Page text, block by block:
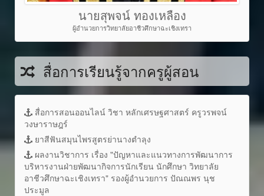
นายสุพจน์ ทองเหลือง
ผู้อำนวยการวิทยาลัยอาชีวศึกษาฉะเชิงเทรา
สื่อการเรียนรู้จากครูผู้สอน
สื่อการสอนออนไลน์ วิชา หลักเศรษฐศาสตร์ ครูวรพจน์
วงษาราษฎร์
ยาสีฟันสมุนไพรสูตรย่านางตำลุง
ผลงานวิชาการ เรื่อง "ปัญหาและแนวทางการพัฒนาการ
บริหารงานฝ่ายพัฒนากิจการนักเรียน นักศึกษา วิทยาลัย
อาชีวศึกษาฉะเชิงเทรา" รองผู้อำนวยการ ปัณณพร นุช
ประมูล